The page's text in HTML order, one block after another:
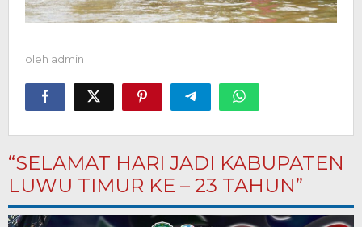
oleh admin
“SELAMAT HARI JADI KABUPATEN
LUWU TIMUR KE – 23 TAHUN”